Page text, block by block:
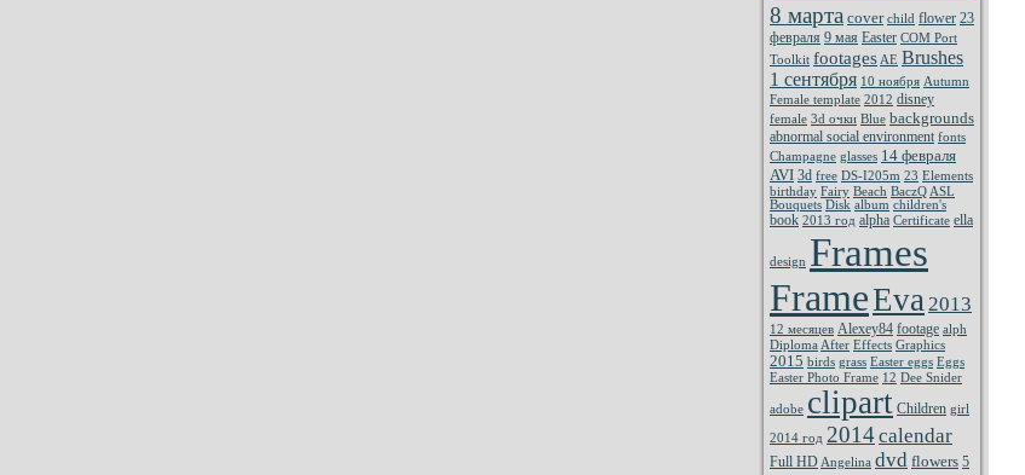
8 марта cover child flower 23
февраля 9 мая Easter COM Port
Toolkit footages AE Brushes
1 сентября 10 ноября Autumn
Female template 2012 disney
female 3d очки Blue backgrounds
abnormal social environment fonts
Champagne glasses 14 февраля
AVI 3d free DS-I205m 23 Elements
birthday Fairy Beach BaczQ ASL
Bouquets Disk album children's
book 2013 год alpha Certificate ella
design Frames
FrameEva 2013
12 месяцев Alexey84 footage alph
Diploma After Effects Graphics
2015 birds grass Easter eggs Eggs
Easter Photo Frame 12 Dee Snider
adobe clipart Children girl
2014 год 2014calendar
Full HD Angelina dvd flowers 5